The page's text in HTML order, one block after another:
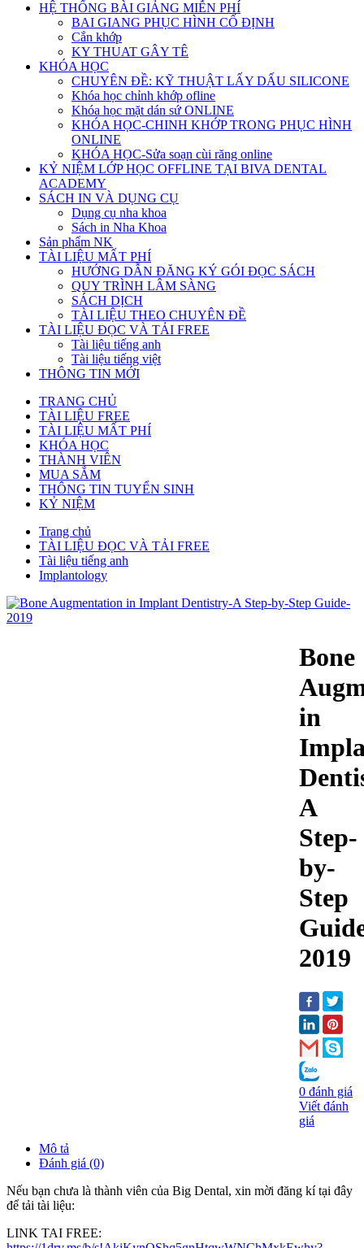
HỆ THỐNG BÀI GIẢNG MIỄN PHÍ
BAI GIANG PHỤC HÌNH CỐ ĐỊNH
Cắn khớp
KY THUAT GÂY TÊ
KHÓA HỌC
CHUYÊN ĐỀ: KỸ THUẬT LẤY DẤU SILICONE
Khóa học chỉnh khớp ofline
Khóa học mặt dán sứ ONLINE
KHÓA HỌC-CHINH KHỚP TRONG PHỤC HÌNH
ONLINE
KHÓA HỌC-Sửa soạn cùi răng online
KỶ NIỆM LỚP HỌC OFFLINE TẠI BIVA DENTAL
ACADEMY
SÁCH IN VÀ DỤNG CỤ
Dụng cụ nha khoa
Sách in Nha Khoa
Sản phẩm NK
TÀI LIỆU MẤT PHÍ
HƯỚNG DẪN ĐĂNG KÝ GÓI ĐỌC SÁCH
QUY TRÌNH LÂM SÀNG
SÁCH DỊCH
TÀI LIỆU THEO CHUYÊN ĐỀ
TÀI LIỆU ĐỌC VÀ TẢI FREE
Tài liệu tiếng anh
Tài liệu tiếng việt
THÔNG TIN MỚI
TRANG CHỦ
TÀI LIỆU FREE
TÀI LIỆU MẤT PHÍ
KHÓA HỌC
THÀNH VIÊN
MUA SẮM
THÔNG TIN TUYỂN SINH
KỶ NIỆM
Trang chủ
TÀI LIỆU ĐỌC VÀ TẢI FREE
Tài liệu tiếng anh
Implantology
Bone
in
A
Step-
by-
Step
2019
0 đánh giá
Viết đánh
giá
Mô tả
Đánh giá (0)
Nếu bạn chưa là thành viên của Big Dental, xin mời đăng kí tại đây
để tải tài liệu:
LINK TAI FREE: